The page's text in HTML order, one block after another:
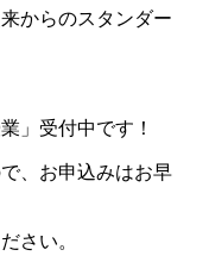
からのスタンダー
」受付中です！
、お申込みはお早
さい。